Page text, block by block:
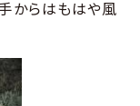
からはもはや風